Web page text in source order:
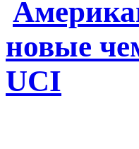
новые
UCI